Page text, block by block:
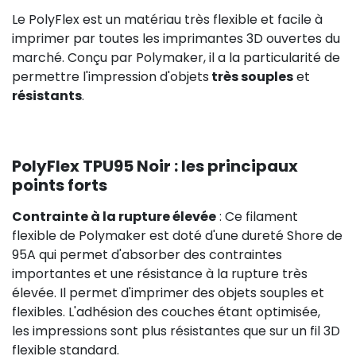
Le PolyFlex est un matériau très flexible et facile à
imprimer par toutes les imprimantes 3D ouvertes du
marché. Conçu par Polymaker, il a la particularité de
permettre l'impression d'objets très soupleset
résistants.
PolyFlex TPU95 Noir : les principaux
points forts
Contrainte à la rupture élevée: Ce filament
flexible de Polymaker est doté d'une dureté Shore de
95A qui permet d'absorber des contraintes
importantes et une résistance à la rupture très
élevée. Il permet d'imprimer des objets souples et
flexibles. L'adhésion des couches étant optimisée,
les impressions sont plus résistantes que sur un fil 3D
flexible standard.